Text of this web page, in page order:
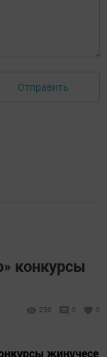
Отправить
конкурсы
250 0 0
җиңүчесе